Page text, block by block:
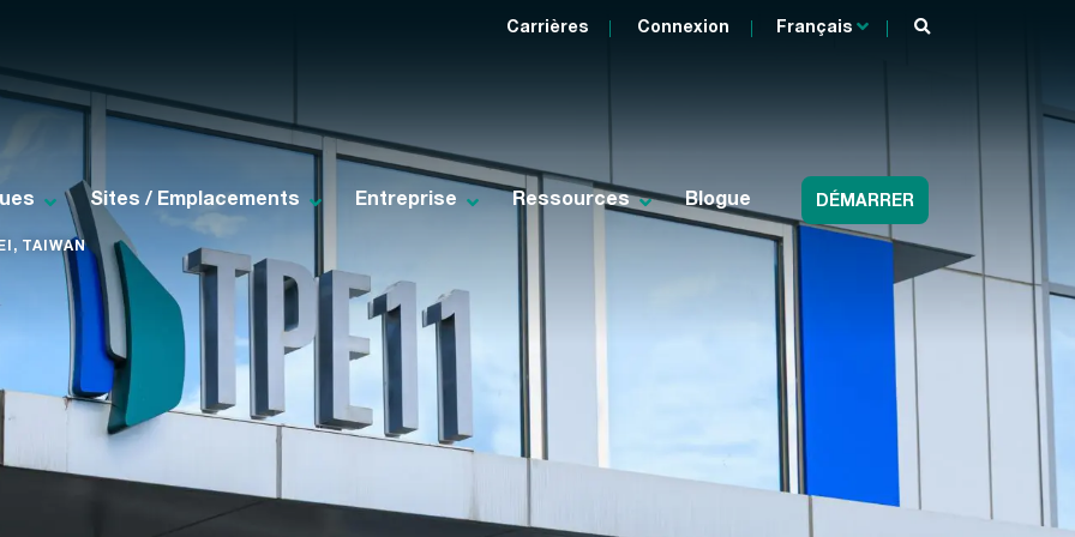
Sites / Emplacements Entreprise Ressources Blogue DÉMARRER
Carrières Connexion Français
TAIWAN